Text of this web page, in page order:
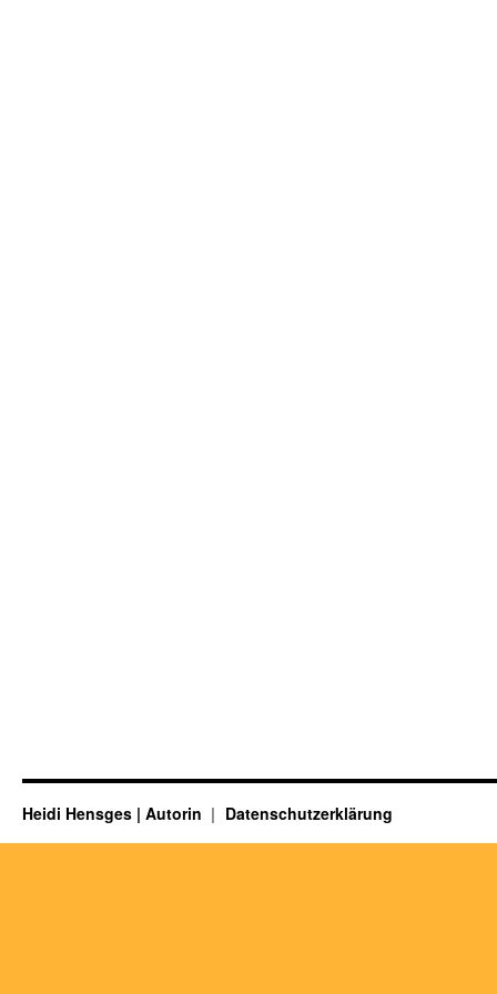
Heidi Hensges | Autorin Datenschutzerklärung